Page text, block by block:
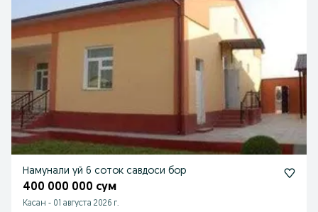
Намунали уй 6 соток савдоси бор
400 000 000 сум
Касан - 01 августа 2026 г.